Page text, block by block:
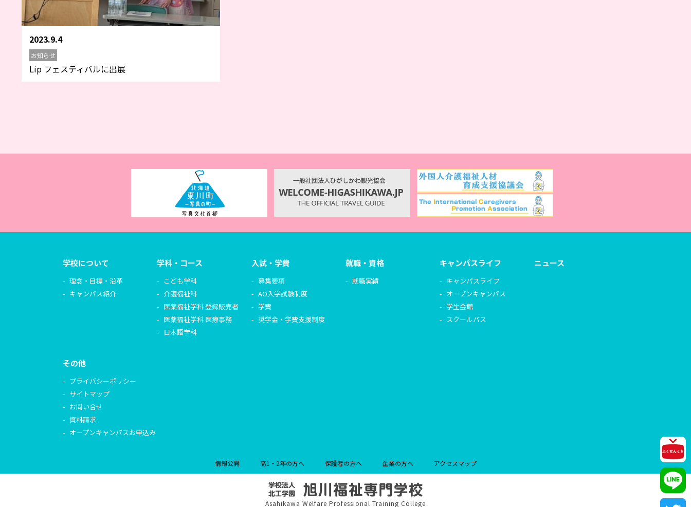
2023.9.4
お知らせ
Lip フェスティバルに出展
学校について
理念・目標・沿革
キャンパス紹介
学科・コース
こども学科
介護福祉科
医薬福祉学科 登録販売者
医薬福祉学科 医療事務
日本語学科
入試・学費
募集要項
AO入学試験制度
学費
奨学金・学費支援制度
就職・資格
就職実績
キャンパスライフ
キャンパスライフ
オープンキャンパス
学生会館
スクールバス
ニュース
その他
プライバシーポリシー
サイトマップ
お問い合せ
資料請求
オープンキャンパスお申込み
情報公開 高1・2年の方へ 保護者の方へ 企業の方へ アクセスマップ
Asahikawa Welfare Professional Training College